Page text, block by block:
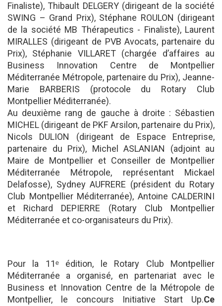
Finaliste), Thibault DELGERY (dirigeant de la société
SWING – Grand Prix), Stéphane ROULON (dirigeant
de la société MB Thérapeutics - Finaliste), Laurent
MIRALLES (dirigeant de PVB Avocats, partenaire du
Prix), Stéphanie VILLARET (chargée d’affaires au
Business Innovation Centre de Montpellier
Méditerranée Métropole, partenaire du Prix), Jeanne-
Marie BARBERIS (protocole du Rotary Club
Montpellier Méditerranée).
Au deuxième rang de gauche à droite : Sébastien
MICHEL (dirigeant de PKF Arsilon, partenaire du Prix),
Nicols DULION (dirigeant de Espace Entreprise,
partenaire du Prix), Michel ASLANIAN (adjoint au
Maire de Montpellier et Conseiller de Montpellier
Méditerranée Métropole, représentant Mickael
Delafosse), Sydney AUFRERE (président du Rotary
Club Montpellier Méditerranée), Antoine CALDERINI
et Richard DEPIERRE (Rotary Club Montpellier
Méditerranée et co-organisateurs du Prix).
Pour la 11ᵉ édition, le Rotary Club Montpellier
Méditerranée a organisé, en partenariat avec le
Business et Innovation Centre de la Métropole de
Montpellier, le concours Initiative Start Up.Ce